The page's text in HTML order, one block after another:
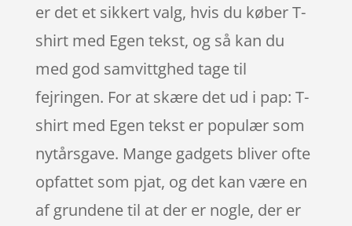
er det et sikkert valg, hvis du køber T-
shirt med Egen tekst, og så kan du
med god samvittghed tage til
fejringen. For at skære det ud i pap: T-
shirt med Egen tekst er populær som
nytårsgave. Mange gadgets bliver ofte
opfattet som pjat, og det kan være en
af grundene til at der er nogle, der er